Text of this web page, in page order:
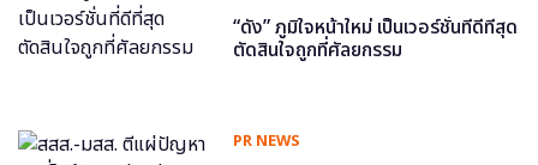
“ดัง” ภูมิใจหน้าใหม่ เป็นเวอร์ชั่นที่ดีที่สุด
ตัดสินใจถูกที่ศัลยกรรม
PR NEWS